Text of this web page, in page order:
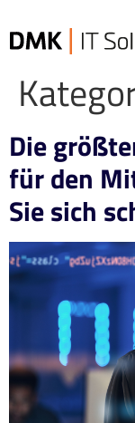
Die
für den
Sie sich